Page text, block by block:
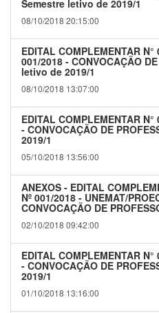
Semestre letivo de 2019/1
08/10/2018 20:15:00
EDITAL COMPLEMENTAR
001/2018 - CONVOCAÇÃO
letivo de 2019/1
08/10/2018 13:07:00
EDITAL COMPLEMENTAR
- CONVOCAÇÃO DE
2019/1
05/10/2018 13:56:00
ANEXOS - EDITAL
Nº 001/2018 - UNEMAT/
CONVOCAÇÃO DE
02/10/2018 09:42:00
EDITAL COMPLEMENTAR
- CONVOCAÇÃO DE
2019/1
01/10/2018 13:16:00